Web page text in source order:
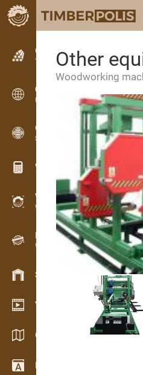
Classifieds
Text classifieds
Classifieds
International classifieds
OPTI-TIMB
Sawing patterns
Wood calculators
WoodProfi
Wood volume with AI
Recorder
Wood inventory in the field
Stock management
Video showroom
Catalogues / Brochures
Dictionary
Other
Woodworking